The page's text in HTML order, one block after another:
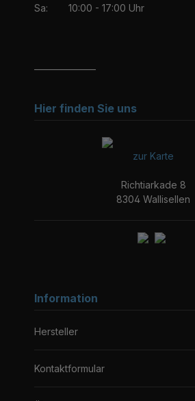
Sa:
10:00 - 17:00 Uhr
Hier finden Sie uns
zur Karte
Richtiarkade 8
8304 Wallisellen
Information
Hersteller
Kontaktformular